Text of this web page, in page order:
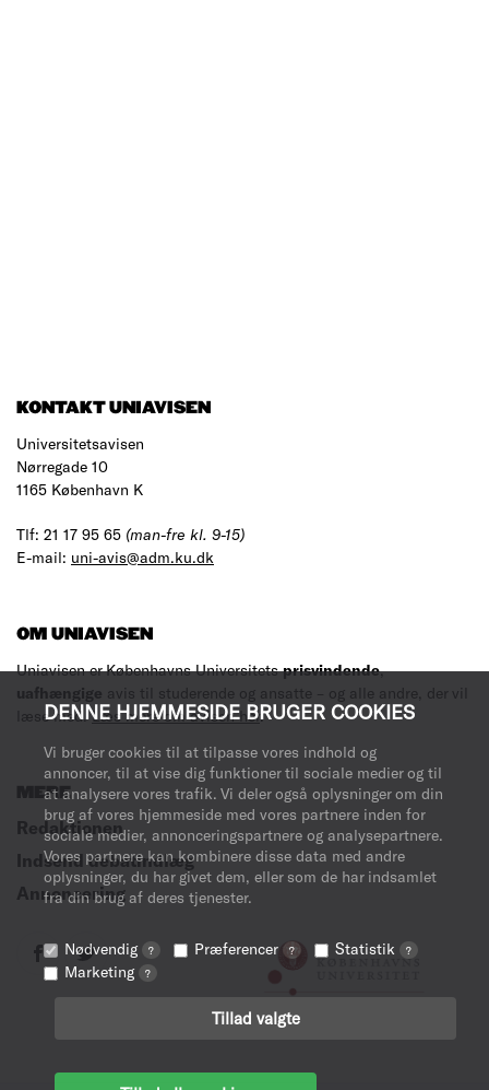
DENNE HJEMMESIDE BRUGER COOKIES
Vi bruger cookies til at tilpasse vores indhold og
annoncer, til at vise dig funktioner til sociale medier og til
at analysere vores trafik. Vi deler også oplysninger om din
brug af vores hjemmeside med vores partnere inden for
sociale medier, annonceringspartnere og analysepartnere.
Vores partnere kan kombinere disse data med andre
oplysninger, du har givet dem, eller som de har indsamlet
fra din brug af deres tjenester.
Nødvendig ? Præferencer ? Statistik ?
Marketing ?
Tillad valgte
KONTAKT UNIAVISEN
Universitetsavisen
Nørregade 10
1165 København K
Tlf: 21 17 95 65 (man-fre kl. 9-15)
E-mail: uni-avis@adm.ku.dk
OM UNIAVISEN
Uniavisen er Københavns Universitetsprisvindende,
uafhængige avis til studerende og ansatte – og alle andre, der vil
læse med.Læs mere om avisen her.
MERE
Redaktionen
Indsend debatindlæg
Annoncering